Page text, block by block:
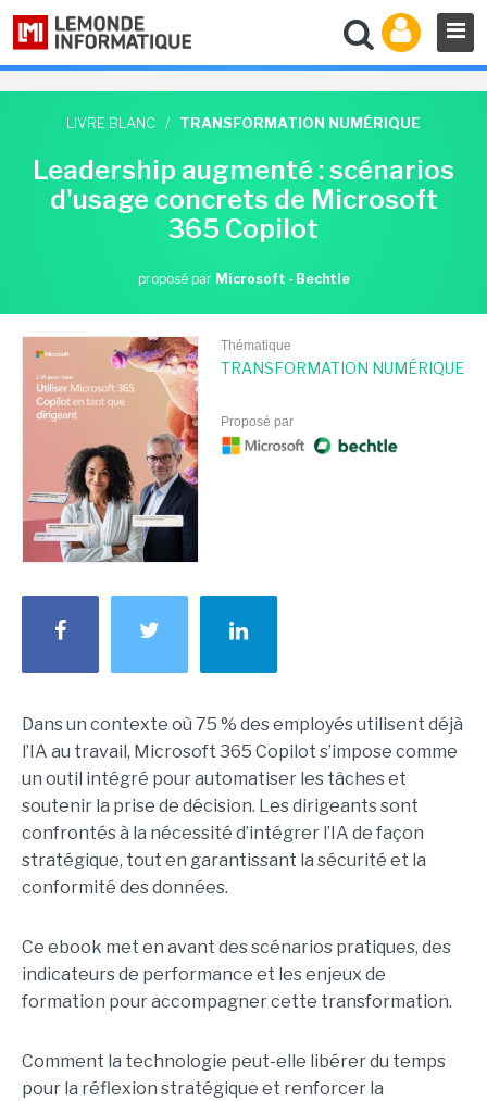
LIVRE BLANC / TRANSFORMATION NUMÉRIQUE
Leadership augmenté : scénarios
d'usage concrets de Microsoft
365 Copilot
proposé par Microsoft - Bechtle
Thématique
TRANSFORMATION NUMÉRIQUE
Proposé par
Dans un contexte où 75 % des employés utilisent déjà
l’IA au travail, Microsoft 365 Copilot s’impose comme
un outil intégré pour automatiser les tâches et
soutenir la prise de décision. Les dirigeants sont
confrontés à la nécessité d’intégrer l’IA de façon
stratégique, tout en garantissant la sécurité et la
conformité des données.
Ce ebook met en avant des scénarios pratiques, des
indicateurs de performance et les enjeux de
formation pour accompagner cette transformation.
Comment la technologie peut-elle libérer du temps
pour la réflexion stratégique et renforcer la